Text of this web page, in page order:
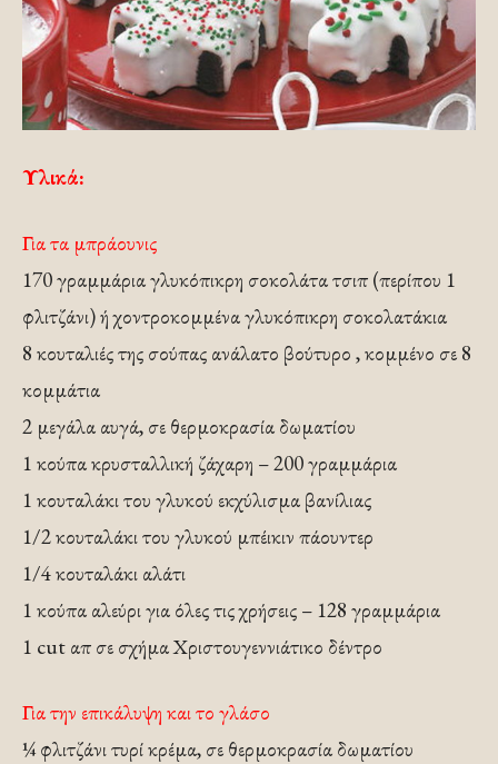
Υλικά:
Για τα μπράουνις
170 γραμμάρια γλυκόπικρη σοκολάτα τσιπ (περίπου 1
φλιτζάνι) ή χοντροκομμένα γλυκόπικρη σοκολατάκια
8 κουταλιές της σούπας ανάλατο βούτυρο , κομμένο σε 8
κομμάτια
2 μεγάλα αυγά, σε θερμοκρασία δωματίου
1 κούπα κρυσταλλική ζάχαρη – 200 γραμμάρια
1 κουταλάκι του γλυκού εκχύλισμα βανίλιας
1/2 κουταλάκι του γλυκού μπέικιν πάουντερ
1/4 κουταλάκι αλάτι
1 κούπα αλεύρι για όλες τις χρήσεις – 128 γραμμάρια
1 cut απ σε σχήμα Χριστουγεννιάτικο δέντρο
Για την επικάλυψη και το γλάσο
¼ φλιτζάνι τυρί κρέμα, σε θερμοκρασία δωματίου